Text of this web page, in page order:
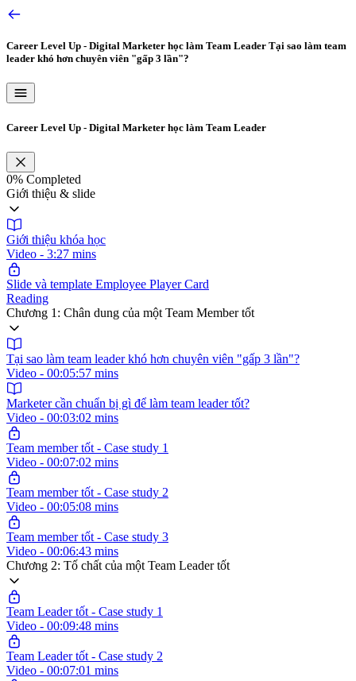
Career Level Up - Digital Marketer học làm Team Leader Tại sao làm team
leader khó hơn chuyên viên "gấp 3 lần"?
Career Level Up - Digital Marketer học làm Team Leader
0% Completed
Giới thiệu & slide
Giới thiệu khóa học
Video - 3:27 mins
Slide và template Employee Player Card
Reading
Chương 1: Chân dung của một Team Member tốt
Tại sao làm team leader khó hơn chuyên viên "gấp 3 lần"?
Video - 00:05:57 mins
Marketer cần chuẩn bị gì để làm team leader tốt?
Video - 00:03:02 mins
Team member tốt - Case study 1
Video - 00:07:02 mins
Team member tốt - Case study 2
Video - 00:05:08 mins
Team member tốt - Case study 3
Video - 00:06:43 mins
Chương 2: Tố chất của một Team Leader tốt
Team Leader tốt - Case study 1
Video - 00:09:48 mins
Team Leader tốt - Case study 2
Video - 00:07:01 mins